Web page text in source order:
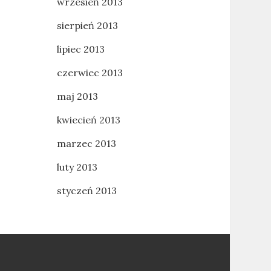
sierpień 2013
lipiec 2013
czerwiec 2013
maj 2013
kwiecień 2013
marzec 2013
luty 2013
styczeń 2013